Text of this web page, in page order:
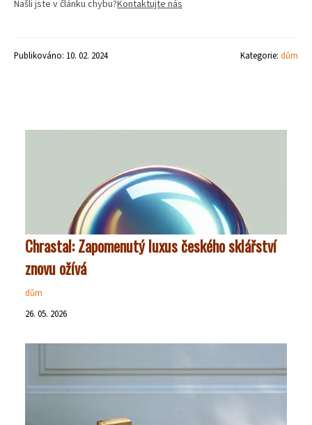
Našli jste v článku chybu?Kontaktujte nás
Publikováno: 10. 02. 2024 Kategorie: dům
Chrastal: Zapomenutý luxus českého sklářství
znovu ožívá
dům
26. 05. 2026